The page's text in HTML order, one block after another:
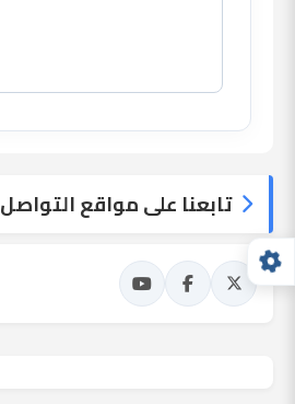
تابعنا على مواقع التواصل